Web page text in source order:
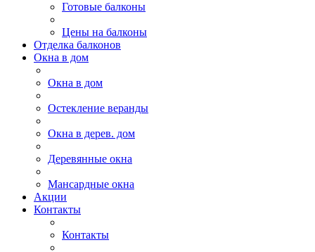
Готовые балконы
Цены на балконы
Отделка балконов
Окна в дом
Окна в дом
Остекление веранды
Окна в дерев. дом
Деревянные окна
Мансардные окна
Акции
Контакты
Контакты